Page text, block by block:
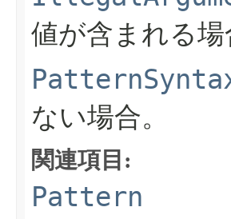
値が含まれる場
ない場合。
関連項目:
Pattern